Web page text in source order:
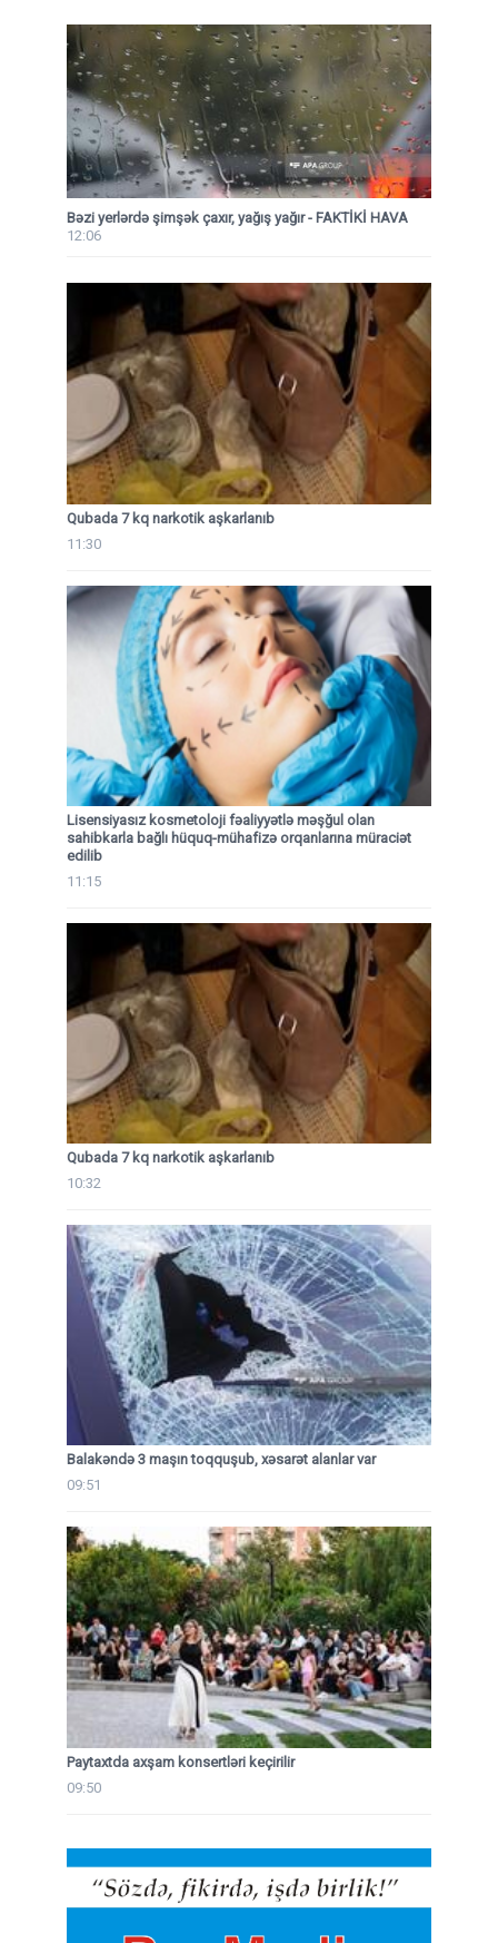
Bəzi yerlərdə şimşək çaxır, yağış yağır - FAKTİKİ HAVA
12:06
Qubada 7 kq narkotik aşkarlanıb
11:30
Lisensiyasız kosmetoloji fəaliyyətlə məşğul olan
sahibkarla bağlı hüquq-mühafizə orqanlarına müraciət
edilib
11:15
Qubada 7 kq narkotik aşkarlanıb
10:32
Balakəndə 3 maşın toqquşub, xəsarət alanlar var
09:51
Paytaxtda axşam konsertləri keçirilir
09:50